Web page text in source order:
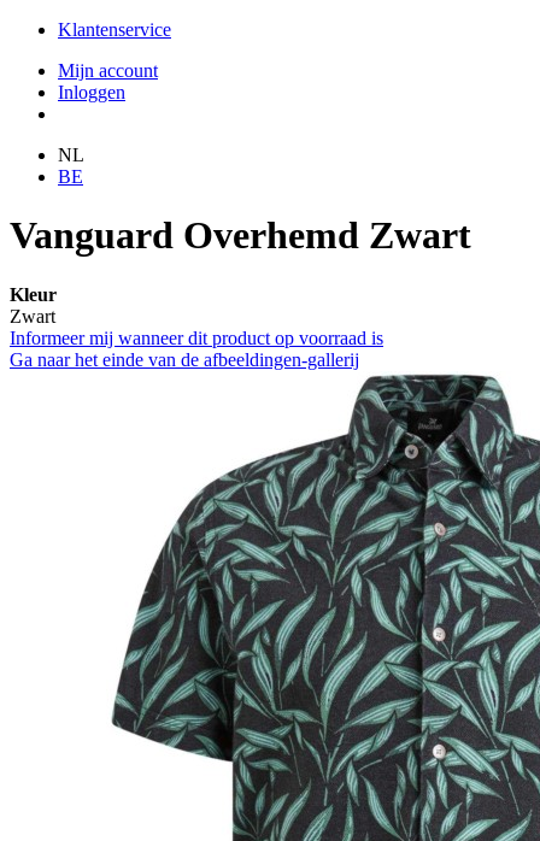
Klantenservice
Mijn account
Inloggen
NL
BE
Vanguard Overhemd Zwart
Kleur
Zwart
Informeer mij wanneer dit product op voorraad is
Ga naar het einde van de afbeeldingen-gallerij